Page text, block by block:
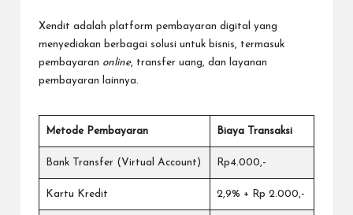
Xendit adalah platform pembayaran digital yang
menyediakan berbagai solusi untuk bisnis, termasuk
pembayaran online, transfer uang, dan layanan
pembayaran lainnya.
Metode Pembayaran Biaya Transaksi
Bank Transfer (Virtual Account) Rp4.000,-
Kartu Kredit 2,9% + Rp 2.000,-